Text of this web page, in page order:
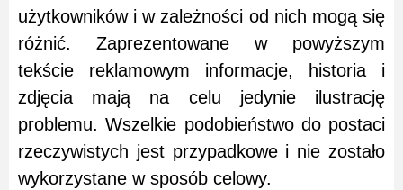
użytkowników i w zależności od nich mogą się
różnić. Zaprezentowane w powyższym
tekście reklamowym informacje, historia i
zdjęcia mają na celu jedynie ilustrację
problemu. Wszelkie podobieństwo do postaci
rzeczywistych jest przypadkowe i nie zostało
wykorzystane w sposób celowy.